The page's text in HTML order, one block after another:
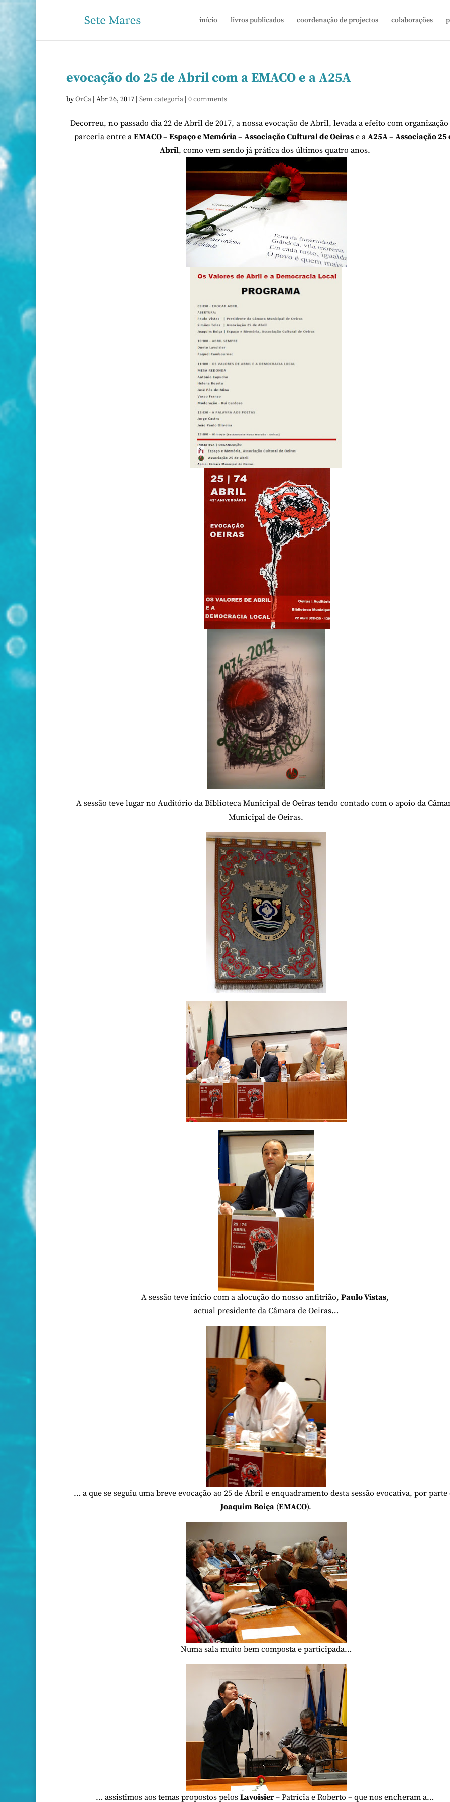
início livros publicados coordenação de projectos colaborações
evocação do 25 de Abril com a EMACO e a A25A
byOrCa | Abr 26, 2017 | Sem categoria | 0 comments
Decorreu, no passado dia 22 de Abril de 2017, a nossa evocação de Abril, levada a efeito com
parceria entre aEMACO – Espaço e Memória – Associação Cultural de Oeiras e aA25A – Associação 25
Abril, como vem sendo já prática dos últimos quatro anos.
A sessão teve lugar no Auditório da Biblioteca Municipal de Oeiras tendo contado com o apoio da
Municipal de Oeiras.
A sessão teve início com a alocução do nosso anfitrião,Paulo Vistas,
actual presidente da Câmara de Oeiras…
… a que se seguiu uma breve evocação ao 25 de Abril e enquadramento desta sessão evocativa, por parte
Joaquim Boiça (EMACO).
Numa sala muito bem composta e participada…
… assistimos aos temas propostos pelosLavoisier– Patrícia e Roberto – que nos encheram a…